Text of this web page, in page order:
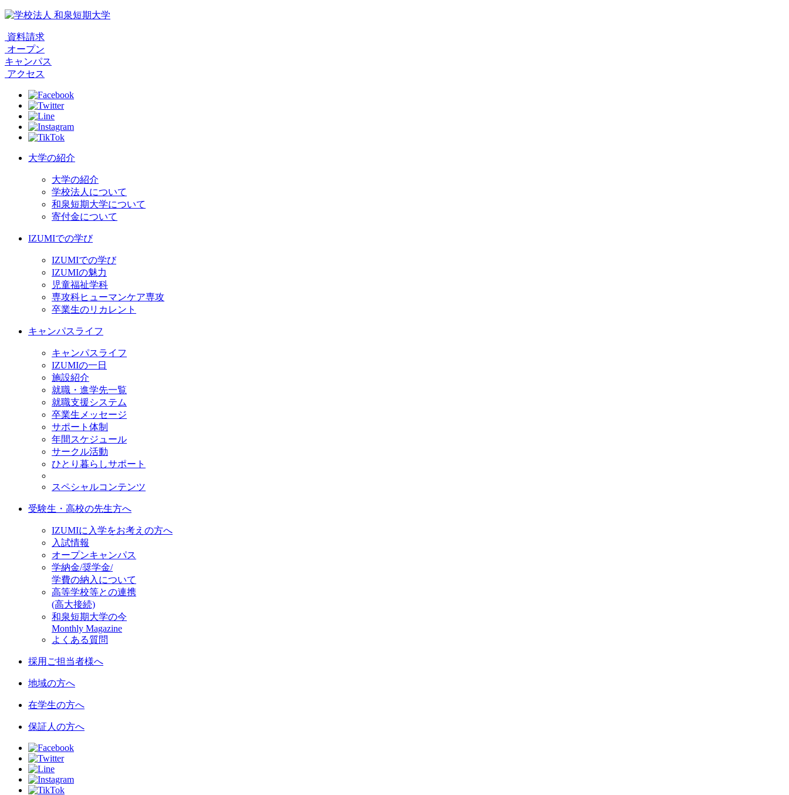
資料請求
オープン
キャンパス
アクセス
大学の紹介
大学の紹介
学校法人について
和泉短期大学について
寄付金について
IZUMIでの学び
IZUMIでの学び
IZUMIの魅力
児童福祉学科
専攻科ヒューマンケア専攻
卒業生のリカレント
キャンパスライフ
キャンパスライフ
IZUMIの一日
施設紹介
就職・進学先一覧
就職支援システム
卒業生メッセージ
サポート体制
年間スケジュール
サークル活動
ひとり暮らしサポート
スペシャルコンテンツ
受験生・高校の先生方へ
IZUMIに入学をお考えの方へ
入試情報
オープンキャンパス
学納金/奨学金/
学費の納入について
高等学校等との連携
(高大接続)
和泉短期大学の今
Monthly Magazine
よくある質問
採用ご担当者様へ
地域の方へ
在学生の方へ
保証人の方へ